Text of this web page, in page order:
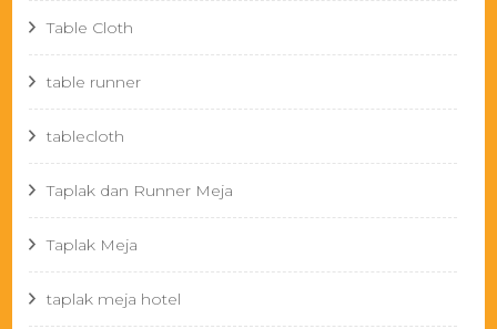
Table Cloth
table runner
tablecloth
Taplak dan Runner Meja
Taplak Meja
taplak meja hotel